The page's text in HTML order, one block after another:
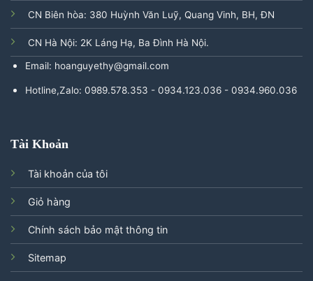
CN Biên hòa: 380 Huỳnh Văn Luỹ, Quang Vinh, BH, ĐN
CN Hà Nội: 2K Láng Hạ, Ba Đình Hà Nội.
Email: hoanguyethy@gmail.com
Hotline,Zalo: 0989.578.353 - 0934.123.036 - 0934.960.036
Tài Khoản
Tài khoản của tôi
Giỏ hàng
Chính sách bảo mật thông tin
Sitemap